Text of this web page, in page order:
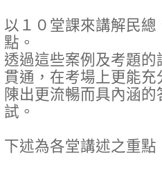
以１０堂課來講解民
點。
透過這些案例及考題
貫通，在考場上更能
陳出更流暢而具內涵
試。
下述為各堂講述之重點